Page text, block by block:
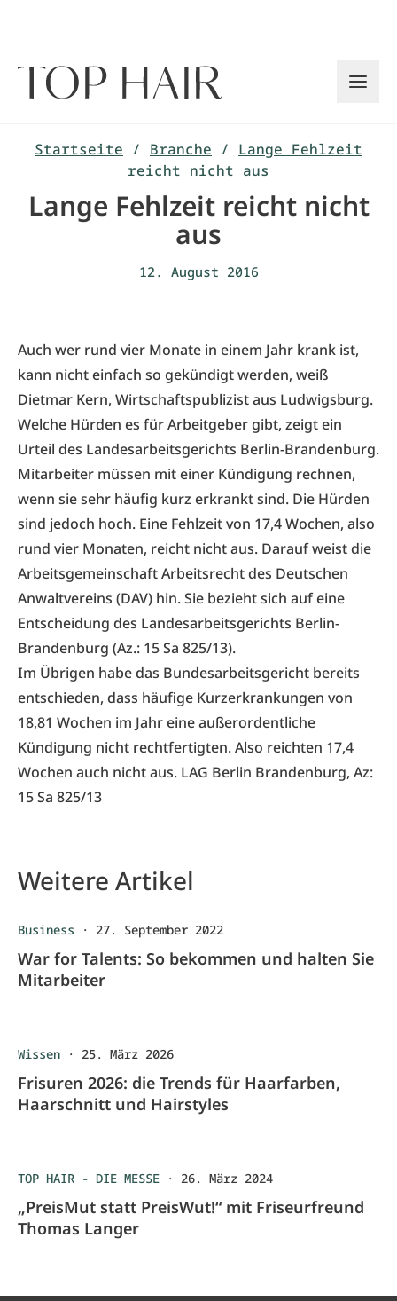
Startseite / Branche / Lange Fehlzeit
reicht nicht aus
Lange Fehlzeit reicht nicht
aus
12. August 2016
Auch wer rund vier Monate in einem Jahr krank ist,
kann nicht einfach so gekündigt werden, weiß
Dietmar Kern, Wirtschaftspublizist aus Ludwigsburg.
Welche Hürden es für Arbeitgeber gibt, zeigt ein
Urteil des Landesarbeitsgerichts Berlin-Brandenburg.
Mitarbeiter müssen mit einer Kündigung rechnen,
wenn sie sehr häufig kurz erkrankt sind. Die Hürden
sind jedoch hoch. Eine Fehlzeit von 17,4 Wochen, also
rund vier Monaten, reicht nicht aus. Darauf weist die
Arbeitsgemeinschaft Arbeitsrecht des Deutschen
Anwaltvereins (DAV) hin. Sie bezieht sich auf eine
Entscheidung des Landesarbeitsgerichts Berlin-
Brandenburg (Az.: 15 Sa 825/13).
Im Übrigen habe das Bundesarbeitsgericht bereits
entschieden, dass häufige Kurzerkrankungen von
18,81 Wochen im Jahr eine außerordentliche
Kündigung nicht rechtfertigten. Also reichten 17,4
Wochen auch nicht aus. LAG Berlin Brandenburg, Az:
15 Sa 825/13
Weitere Artikel
Business · 27. September 2022
War for Talents: So bekommen und halten Sie
Mitarbeiter
Wissen · 25. März 2026
Frisuren 2026: die Trends für Haarfarben,
Haarschnitt und Hairstyles
TOP HAIR - DIE MESSE · 26. März 2024
„PreisMut statt PreisWut!“ mit Friseurfreund
Thomas Langer